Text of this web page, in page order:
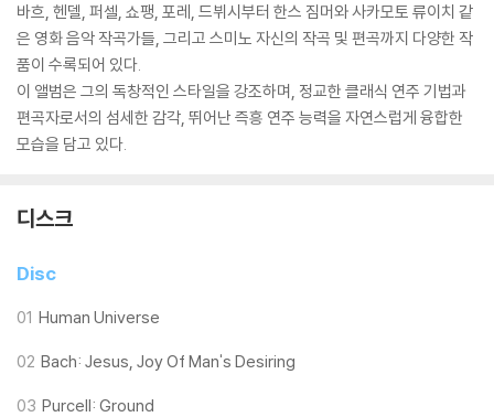
바흐, 헨델, 퍼셀, 쇼팽, 포레, 드뷔시부터 한스 짐머와 사카모토 류이치 같
은 영화 음악 작곡가들, 그리고 스미노 자신의 작곡 및 편곡까지 다양한 작
품이 수록되어 있다.
이 앨범은 그의 독창적인 스타일을 강조하며, 정교한 클래식 연주 기법과
편곡자로서의 섬세한 감각, 뛰어난 즉흥 연주 능력을 자연스럽게 융합한
모습을 담고 있다.
디스크
Disc
01 Human Universe
02 Bach: Jesus, Joy Of Man's Desiring
03 Purcell: Ground